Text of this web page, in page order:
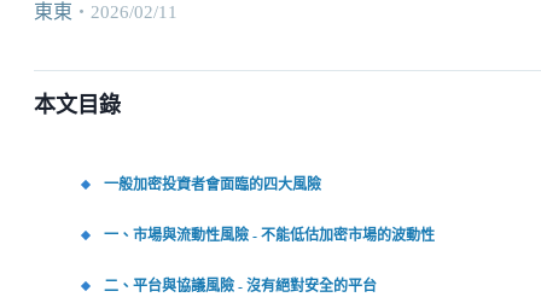
東東 ・ 2026/02/11
本文目錄
一般加密投資者會面臨的四大風險
一、市場與流動性風險 - 不能低估加密市場的波動性
二、平台與協議風險 - 沒有絕對安全的平台